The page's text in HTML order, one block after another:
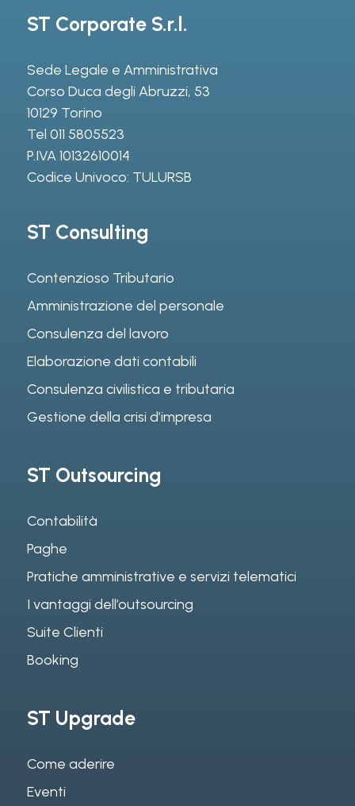
ST Corporate S.r.l.
Sede Legale e Amministrativa
Corso Duca degli Abruzzi, 53
10129 Torino
Tel 011 5805523
P.IVA 10132610014
Codice Univoco: TULURSB
ST Consulting
Contenzioso Tributario
Amministrazione del personale
Consulenza del lavoro
Elaborazione dati contabili
Consulenza civilistica e tributaria
Gestione della crisi d’impresa
ST Outsourcing
Contabilità
Paghe
Pratiche amministrative e servizi telematici
I vantaggi dell’outsourcing
Suite Clienti
Booking
ST Upgrade
Come aderire
Eventi